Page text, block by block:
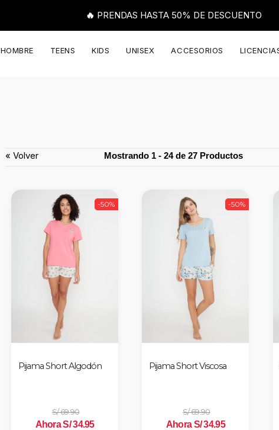
🔥 PRENDAS HASTA 50% DE DESCUENTO
HOMBRE TEENS KIDS UNISEX ACCESORIOS
« Volver Mostrando 1 - 24 de 27 Productos
-50%
Pijama Short Algodón
S/ 69.90
Ahora S/ 34.95
-50%
Pijama Short Viscosa
S/ 69.90
Ahora S/ 34.95